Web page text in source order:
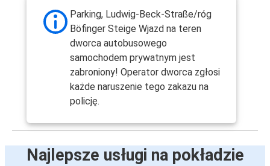
Parking, Ludwig-Beck-Straße/róg
Böfinger Steige Wjazd na teren
dworca autobusowego
samochodem prywatnym jest
zabroniony! Operator dworca zgłosi
każde naruszenie tego zakazu na
policję.
Najlepsze usługi na pokładzie